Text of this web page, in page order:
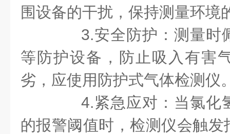
围设备的干扰，保持测量环境
3.安全防护：测量时
等防护设备，防止吸入有害
劣，应使用防护式气体检测仪
4.紧急应对：当氯化
的报警阈值时，检测仪会触